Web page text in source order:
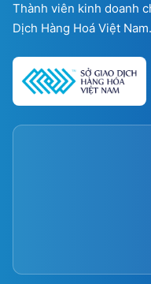
Thành viên kinh doanh
Dịch Hàng Hoá Việt Nam.